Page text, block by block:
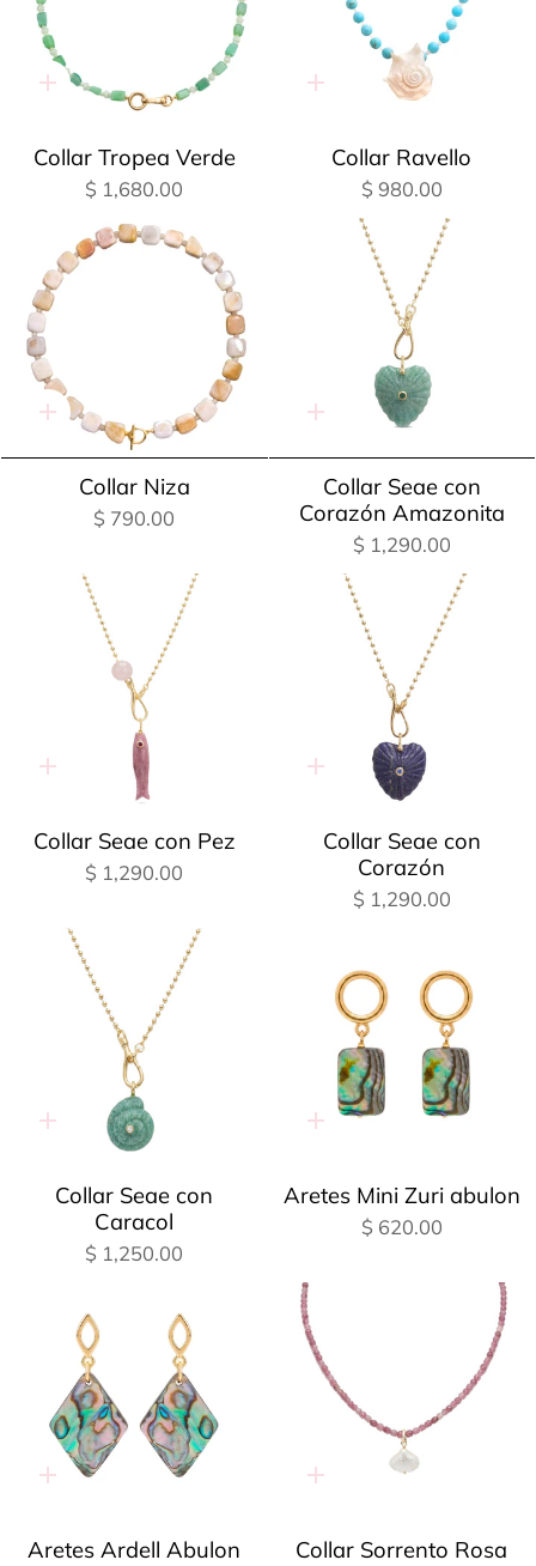
Adición
Collar Tropea Verde
$ 1,680.00
Adición
Collar Ravello
$ 980.00
Adición
rápida
Collar Niza
$ 790.00
Adición
Collar Seae con
Corazón Amazonita
$ 1,290.00
Adición
Collar Seae con Pez
$ 1,290.00
Adición
Collar Seae con
Corazón
$ 1,290.00
Adición
rápida
Collar Seae con
Caracol
$ 1,250.00
Adición
Aretes Mini Zuri abulon
$ 620.00
Adición
Aretes Ardell Abulon
Adición
Collar Sorrento Rosa